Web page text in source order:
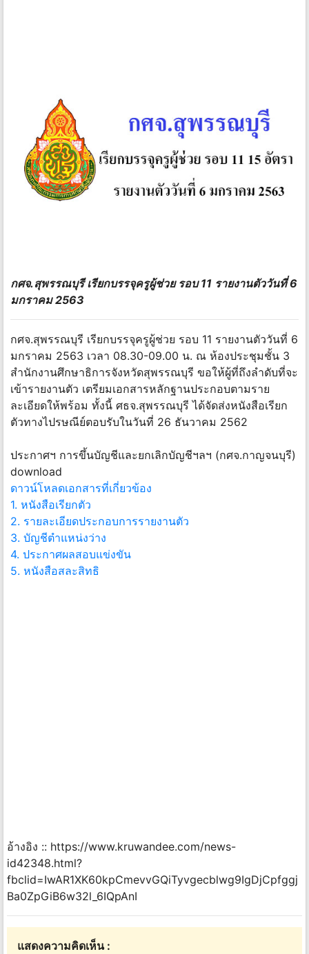
กศจ.สุพรรณบุรี​ เรียกบรรจุครูผู้ช่วย รอบ​ ​11 รายงานตัววันที่ 6
มกราคม 2563
กศจ.สุพรรณบุรี​ เรียกบรรจุครูผู้ช่วย รอบ​ ​11 รายงานตัววันที่ 6
มกราคม 2563 เวลา 08.30-09.00 น. ณ ห้องประชุมชั้น 3
สำนักงานศึกษาธิการจังหวัดสุพรรณบุรี ขอให้ผู้ที่ถึงลำดับที่จะ
เข้ารายงานตัว เตรียมเอกสารหลักฐานประกอบตามราย
ละเอียดให้พร้อม ทั้งนี้ ศธจ.สุพรรณบุรี ได้จัดส่งหนังสือเรียก
ตัวทางไปรษณีย์ตอบรับในวันที่ 26 ธันวาคม 2562
ประกาศฯ การขึ้นบัญชีและยกเลิกบัญชีฯลฯ (กศจ.กาญจนบุรี)
download
ดาวน์โหลดเอกสารที่เกี่ยวข้อง
1. หนังสือเรียกตัว
2. รายละเอียดประกอบการรายงานตัว
3. บัญชีตำแหน่งว่าง
4. ประกาศผลสอบแข่งขัน
5. หนังสือสละสิทธิ
อ้างอิง :: https://www.kruwandee.com/news-
id42348.html?
fbclid=IwAR1XK60kpCmevvGQiTyvgecblwg9IgDjCpfggj
Ba0ZpGiB6w32l_6IQpAnI
แสดงความคิดเห็น :